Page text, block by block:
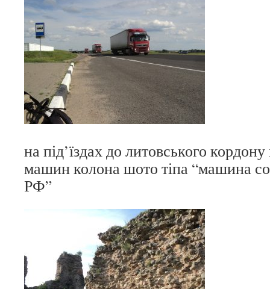
на під’їздах до литовського
машин колона шото тіпа “машина
РФ”